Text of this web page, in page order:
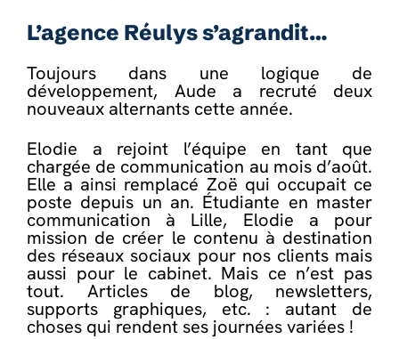
L’agence Réulys s’agrandit…
Toujours dans une logique de
développement, Aude a recruté deux
nouveaux alternants cette année.
Elodie a rejoint l’équipe en tant que
chargée de communication au mois d’août.
Elle a ainsi remplacé Zoë qui occupait ce
poste depuis un an. Étudiante en master
communication à Lille, Elodie a pour
mission de créer le contenu à destination
des réseaux sociaux pour nos clients mais
aussi pour le cabinet. Mais ce n’est pas
tout. Articles de blog, newsletters,
supports graphiques, etc. : autant de
choses qui rendent ses journées variées !